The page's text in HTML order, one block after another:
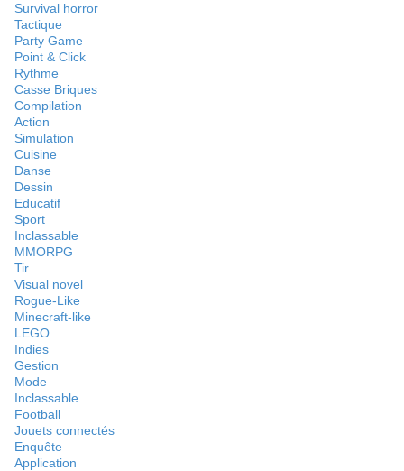
Survival horror
Tactique
Party Game
Point & Click
Rythme
Casse Briques
Compilation
Action
Simulation
Cuisine
Danse
Dessin
Educatif
Sport
Inclassable
MMORPG
Tir
Visual novel
Rogue-Like
Minecraft-like
LEGO
Indies
Gestion
Mode
Inclassable
Football
Jouets connectés
Enquête
Application